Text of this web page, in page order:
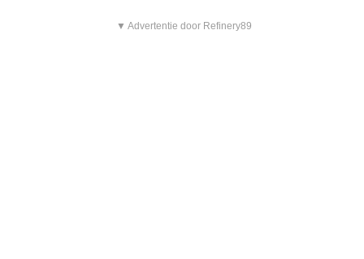
▼ Advertentie door Refinery89